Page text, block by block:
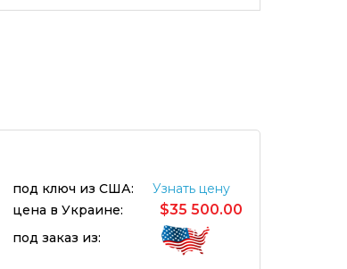
под ключ из США:
Узнать цену
цена в Украине:
$35 500.00
под заказ из: